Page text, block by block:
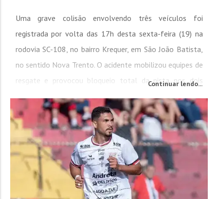
Uma grave colisão envolvendo três veículos foi
registrada por volta das 17h desta sexta-feira (19) na
rodovia SC-108, no bairro Krequer, em São João Batista,
no sentido Nova Trento. O acidente mobilizou equipes de
resgate e provocou bloqueio total da pista nos dois
de 48 anos, ficou gravemente ferido, preso às ferragens
e com múltiplos traumas pelo corpo. Ele foi
desencarcerado por equipes do...
Continuar lendo...